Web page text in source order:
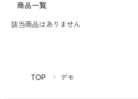
商品一覧
該当商品はありません
TOP デモ